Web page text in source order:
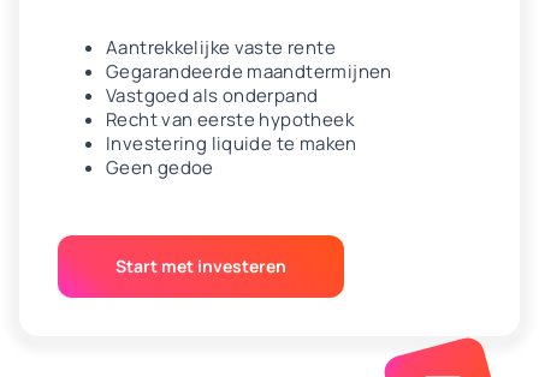
Aantrekkelijke vaste rente
Gegarandeerde maandtermijnen
Vastgoed als onderpand
Recht van eerste hypotheek
Investering liquide te maken
Geen gedoe
Start met investeren